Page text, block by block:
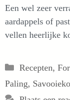
Een wel zeer
aardappels of
vellen heerlijke
Categorieën
Recepten,
Paling,